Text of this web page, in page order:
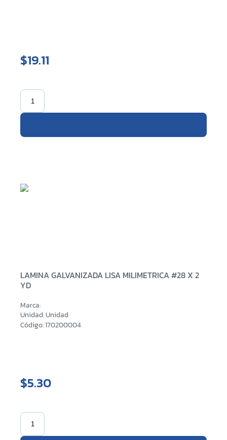
$19.11
LAMINA GALVANIZADA LISA MILIMETRICA #28 X 2
YD
Marca:
Unidad: Unidad
Código: 170200004
$5.30